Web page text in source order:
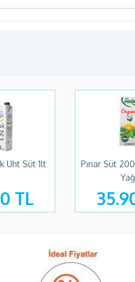
Pınar Süt 200ml Organik
35.90 TL